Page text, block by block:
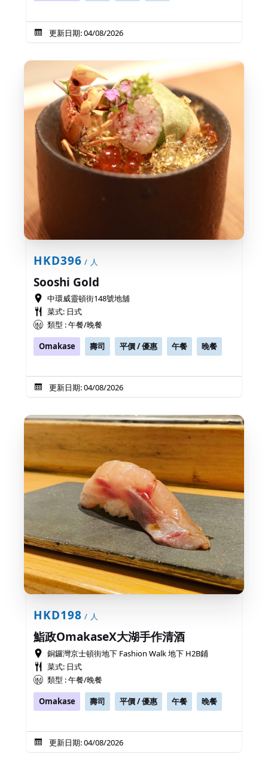
更新日期: 04/08/2026
HKD396 / 人
Sooshi Gold
中環威靈頓街148號地舖
菜式: 日式
類型 : 午餐/晚餐
Omakase
壽司 平價 / 優惠 午餐 晚餐
更新日期: 04/08/2026
HKD198 / 人
鮨政OmakaseX大湖手作清酒
銅鑼灣京士頓街地下 Fashion Walk 地下 H2B鋪
菜式: 日式
類型 : 午餐/晚餐
Omakase
壽司 平價 / 優惠 午餐 晚餐
更新日期: 04/08/2026